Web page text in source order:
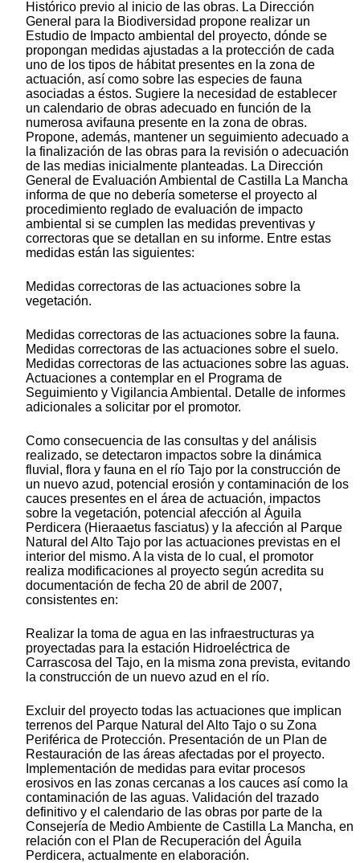
Histórico previo al inicio de las obras. La Dirección
General para la Biodiversidad propone realizar un
Estudio de Impacto ambiental del proyecto, dónde se
propongan medidas ajustadas a la protección de cada
uno de los tipos de hábitat presentes en la zona de
actuación, así como sobre las especies de fauna
asociadas a éstos. Sugiere la necesidad de establecer
un calendario de obras adecuado en función de la
numerosa avifauna presente en la zona de obras.
Propone, además, mantener un seguimiento adecuado a
la finalización de las obras para la revisión o adecuación
de las medias inicialmente planteadas. La Dirección
General de Evaluación Ambiental de Castilla La Mancha
informa de que no debería someterse el proyecto al
procedimiento reglado de evaluación de impacto
ambiental si se cumplen las medidas preventivas y
correctoras que se detallan en su informe. Entre estas
medidas están las siguientes:
Medidas correctoras de las actuaciones sobre la
vegetación.
Medidas correctoras de las actuaciones sobre la fauna.
Medidas correctoras de las actuaciones sobre el suelo.
Medidas correctoras de las actuaciones sobre las aguas.
Actuaciones a contemplar en el Programa de
Seguimiento y Vigilancia Ambiental. Detalle de informes
adicionales a solicitar por el promotor.
Como consecuencia de las consultas y del análisis
realizado, se detectaron impactos sobre la dinámica
fluvial, flora y fauna en el río Tajo por la construcción de
un nuevo azud, potencial erosión y contaminación de los
cauces presentes en el área de actuación, impactos
sobre la vegetación, potencial afección al Águila
Perdicera (Hieraaetus fasciatus) y la afección al Parque
Natural del Alto Tajo por las actuaciones previstas en el
interior del mismo. A la vista de lo cual, el promotor
realiza modificaciones al proyecto según acredita su
documentación de fecha 20 de abril de 2007,
consistentes en:
Realizar la toma de agua en las infraestructuras ya
proyectadas para la estación Hidroeléctrica de
Carrascosa del Tajo, en la misma zona prevista, evitando
la construcción de un nuevo azud en el río.
Excluir del proyecto todas las actuaciones que implican
terrenos del Parque Natural del Alto Tajo o su Zona
Periférica de Protección. Presentación de un Plan de
Restauración de las áreas afectadas por el proyecto.
Implementación de medidas para evitar procesos
erosivos en las zonas cercanas a los cauces así como la
contaminación de las aguas. Validación del trazado
definitivo y el calendario de las obras por parte de la
Consejería de Medio Ambiente de Castilla La Mancha, en
relación con el Plan de Recuperación del Águila
Perdicera, actualmente en elaboración.